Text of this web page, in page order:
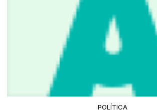
POLÍTICA